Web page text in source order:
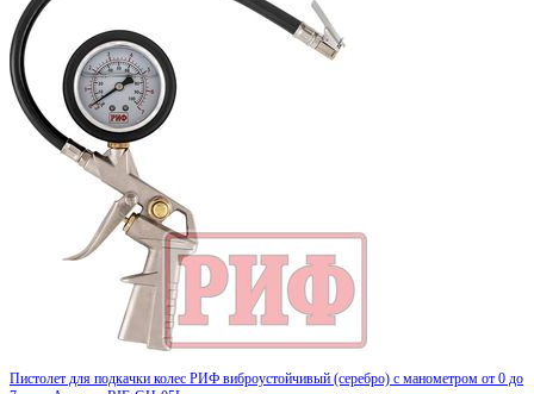
Пистолет для подкачки колес РИФ виброустойчивый (серебро) с манометром от 0 до